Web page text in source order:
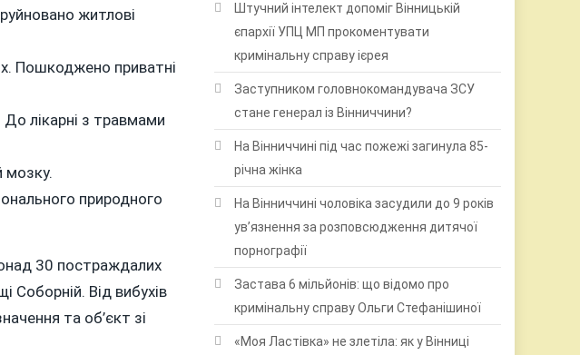
житлові
Пошкоджено приватні
лікарні з травмами
мозку.
природного
30 постраждалих
Соборній. Від вибухів
та об’єкт зі
Штучний інтелект допоміг Вінницькій
єпархії УПЦ МП прокоментувати
кримінальну справу ієрея
Заступником головнокомандувача ЗСУ
стане генерал із Вінниччини?
На Вінниччині під час пожежі загинула 85-
річна жінка
На Вінниччині чоловіка засудили до 9 років
ув’язнення за розповсюдження дитячої
порнографії
Застава 6 мільйонів: що відомо про
кримінальну справу Ольги Стефанішиної
«Моя Ластівка» не злетіла: як у Вінниці